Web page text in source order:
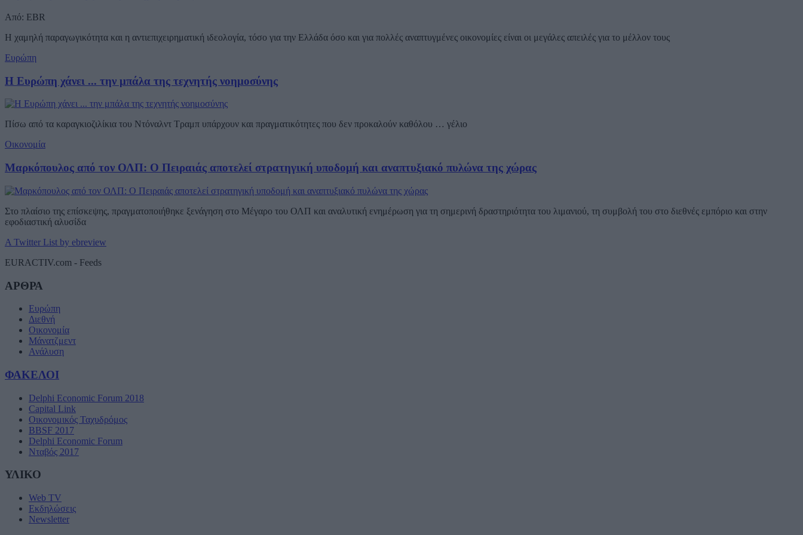
Από: EBR
Η χαμηλή παραγωγικότητα και η αντιεπιχειρηματική ιδεολογία, τόσο για την Ελλάδα όσο και για πολλές αναπτυγμένες οικονομίες είναι οι μεγάλες απειλές για το μέλλον τους
Ευρώπη
Η Ευρώπη χάνει ... την μπάλα της τεχνητής νοημοσύνης
Πίσω από τα καραγκιοζιλίκια του Ντόναλντ Τραμπ υπάρχουν και πραγματικότητες που δεν προκαλούν καθόλου … γέλιο
Οικονομία
Μαρκόπουλος από τον ΟΛΠ: Ο Πειραιάς αποτελεί στρατηγική υποδομή και αναπτυξιακό πυλώνα της χώρας
Στο πλαίσιο της επίσκεψης, πραγματοποιήθηκε ξενάγηση στο Μέγαρο του ΟΛΠ και αναλυτική ενημέρωση για τη σημερινή δραστηριότητα του λιμανιού, τη συμβολή του στο διεθνές εμπόριο και στην
εφοδιαστική αλυσίδα
A Twitter List by ebreview
EURACTIV.com - Feeds
ΑΡΘΡΑ
Ευρώπη
Διεθνή
Οικονομία
Μάνατζμεντ
Ανάλυση
ΦΑΚΕΛΟΙ
Delphi Economic Forum 2018
Capital Link
Οικονομικός Ταχυδρόμος
BBSF 2017
Delphi Economic Forum
Νταβός 2017
ΥΛΙΚΟ
Web TV
Εκδηλώσεις
Newsletter